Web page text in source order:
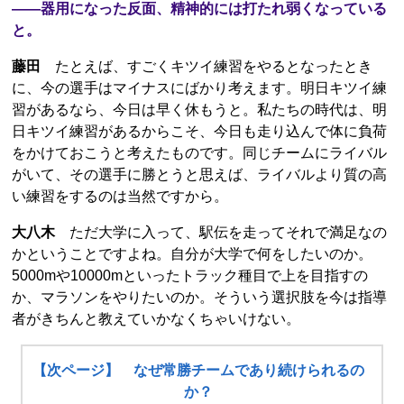
――器用になった反面、精神的には打たれ弱くなっている
と。
藤田
たとえば、すごくキツイ練習をやるとなったとき
に、今の選手はマイナスにばかり考えます。明日キツイ練
習があるなら、今日は早く休もうと。私たちの時代は、明
日キツイ練習があるからこそ、今日も走り込んで体に負荷
をかけておこうと考えたものです。同じチームにライバル
がいて、その選手に勝とうと思えば、ライバルより質の高
い練習をするのは当然ですから。
大八木ただ大学に入って、駅伝を走ってそれで満足なの
かということですよね。自分が大学で何をしたいのか。
5000mや10000mといったトラック種目で上を目指すの
か、マラソンをやりたいのか。そういう選択肢を今は指導
者がきちんと教えていかなくちゃいけない。
【次ページ】 なぜ常勝チームであり続けられるの
か？